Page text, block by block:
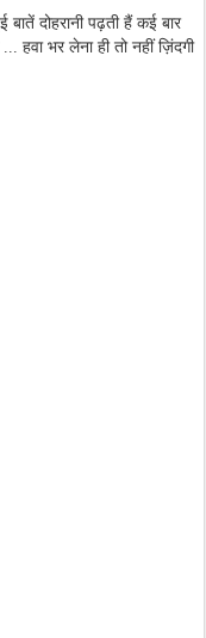
दोहरानी पढ़ती हैं कई बार
भर लेना ही तो नहीं ज़िंदगी